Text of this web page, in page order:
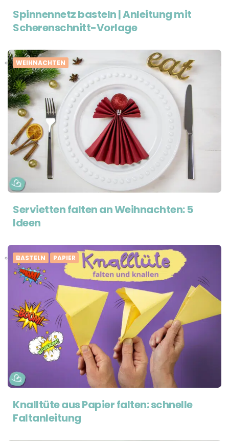
Spinnennetz basteln | Anleitung mit
Scherenschnitt-Vorlage
WEIHNACHTEN
Servietten falten an Weihnachten: 5
Ideen
BASTELN PAPIER
Knalltüte aus Papier falten: schnelle
Faltanleitung